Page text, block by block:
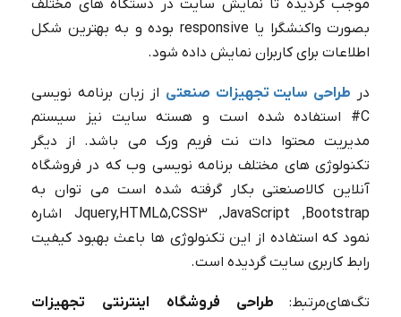
موجب گردیده تا نمایش سایت در دستگاه های مختلف
بصورت واکنشگرا یا responsive بوده و به بهترین شکل
اطلاعات برای کاربران نمایش داده شود.
در طراحی سایت تجهیزات صنعتی از زبان برنامه نویسی
C# استفاده شده است و هسته سایت نیز سیستم
مدیریت محتوا دات نت فریم ورک می باشد. از دیگر
تکنولوژی های مختلف برنامه نویسی وب که در فروشگاه
آنلاین کالاصنعتی بکار گرفته شده است می توان به
Jquery,HTML5,CSS3 ,JavaScript ,Bootstrap اشاره
نمود که استفاده از این تکنولوژی ها باعث بهبود کیفیت
رابط کاربری سایت گردیده است.
تگ‌های‌مرتبط: طراحی فروشگاه اینترنتی تجهیزات